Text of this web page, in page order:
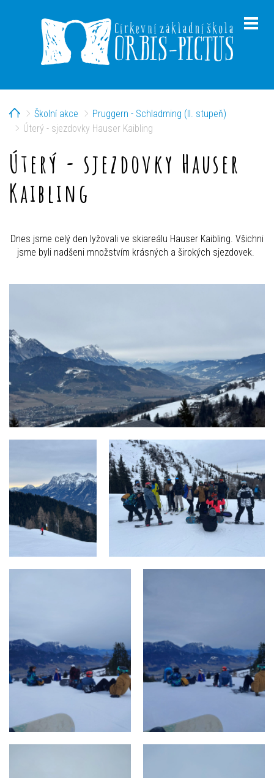
HomeŠkolní akce
Pruggern - Schladming (II. stupeň)
Úterý - sjezdovky Hauser Kaibling
Úterý - sjezdovky Hauser
Kaibling
Dnes jsme celý den lyžovali ve skiareálu Hauser Kaibling. Všichni
jsme byli nadšeni množstvím krásných a širokých sjezdovek.